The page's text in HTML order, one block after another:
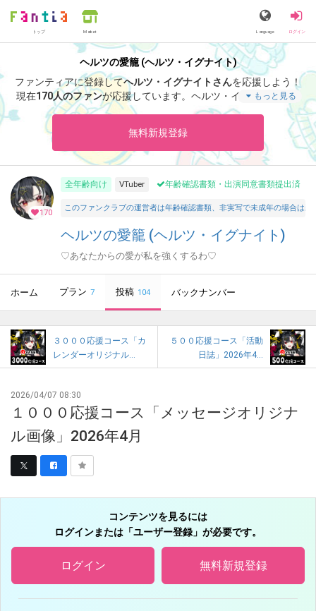
トップ Market Language ログイン
ヘルツの愛籠 (ヘルツ・イグナイト)
ファンティアに登録してヘルツ・イグナイトさんを応援しよう！
現在170人のファンが応援しています。 ヘルツ・イグナイトさん
のファンクラブ「ヘルツ・イグナイト 」では、「３０００応援コ
ース「カレンダーオリジナル画像」「活動支援お礼ボイス」202
6年7月
」などの特別なコンテンツをお楽しみいただけます。
もっと見る
無料新規登録
170
全年齢向け VTuber 年齢確認書類・出演同意書類提出済
このファンクラブの運営者は年齢確認書類、非実写で未成年の場合は
ヘルツの愛籠 (ヘルツ・イグナイト)
♡あなたからの愛が私を強くするわ♡
ホーム プラン 7 投稿 104 バックナンバー
３０００応援コース「カ
レンダーオリジナル...
５００応援コース「活動
日誌」2026年4...
2026/04/07 08:30
１０００応援コース「メッセージオリジナ
ル画像」2026年4月
コンテンツを見るには
ログインまたは「ユーザー登録」が必要です。
ログイン 無料新規登録